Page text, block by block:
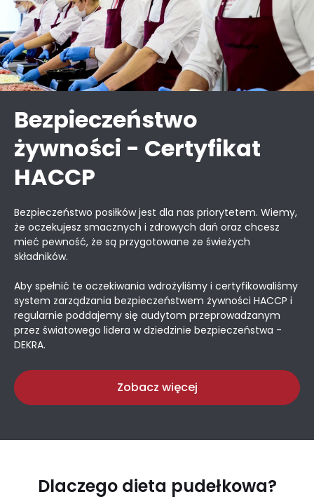
Bezpieczeństwo
żywności - Certyfikat
HACCP
Bezpieczeństwo posiłków jest dla nas priorytetem. Wiemy,
że oczekujesz smacznych i zdrowych dań oraz chcesz
mieć pewność, że są przygotowane ze świeżych
składników.
Aby spełnić te oczekiwania wdrożyliśmy i certyfikowaliśmy
system zarządzania bezpieczeństwem żywności HACCP i
regularnie poddajemy się audytom przeprowadzanym
przez światowego lidera w dziedzinie bezpieczeństwa -
DEKRA.
Zobacz więcej
Dlaczego dieta pudełkowa?